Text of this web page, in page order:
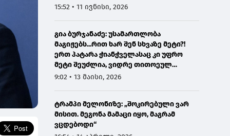
ონკოლოგთან
15:52 • 11 ივნისი, 2026
გია ბურჯანაძე: უსამართლობა
მაგიჟებს...რით ხარ შენ სხვაზე მეტი?!
ერთ პატარა ჭიანჭველასაც კი უფრო
მეტი შეუძლია, ვიდრე თითოეულ
ჩვენგანს...
9:02 • 13 მაისი, 2026
ტრამპი მელონიზე: „შოკირებული ვარ
მისით. მეგონა მამაცი იყო, მაგრამ
ვცდებოდი“